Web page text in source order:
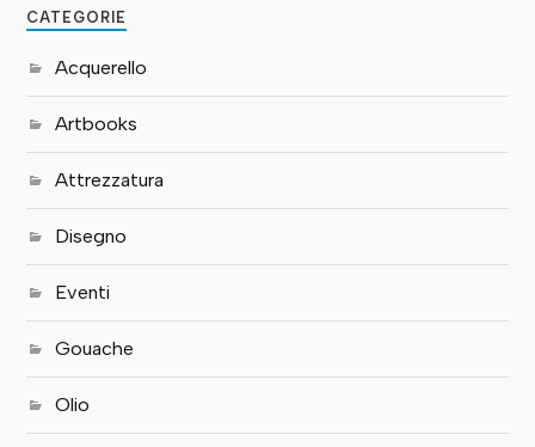
CATEGORIE
Acquerello
Artbooks
Attrezzatura
Disegno
Eventi
Gouache
Olio